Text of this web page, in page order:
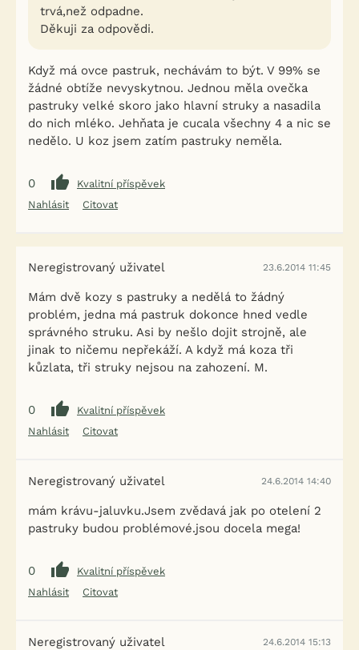
trvá,než odpadne.
Děkuji za odpovědi.
Když má ovce pastruk, nechávám to být. V 99% se
žádné obtíže nevyskytnou. Jednou měla ovečka
pastruky velké skoro jako hlavní struky a nasadila
do nich mléko. Jehňata je cucala všechny 4 a nic se
nedělo. U koz jsem zatím pastruky neměla.
0
Kvalitní příspěvek
Nahlásit
Citovat
Neregistrovaný uživatel 23.6.2014 11:45
Mám dvě kozy s pastruky a nedělá to žádný
problém, jedna má pastruk dokonce hned vedle
správného struku. Asi by nešlo dojit strojně, ale
jinak to ničemu nepřekáží. A když má koza tři
kůzlata, tři struky nejsou na zahození. M.
0
Kvalitní příspěvek
Nahlásit
Citovat
Neregistrovaný uživatel 24.6.2014 14:40
mám krávu-jaluvku.Jsem zvědavá jak po otelení 2
pastruky budou problémové.jsou docela mega!
0
Kvalitní příspěvek
Nahlásit
Citovat
Neregistrovaný uživatel 24.6.2014 15:13